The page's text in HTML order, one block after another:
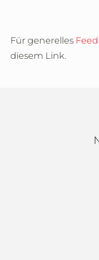
Für generelles
diesem Link.